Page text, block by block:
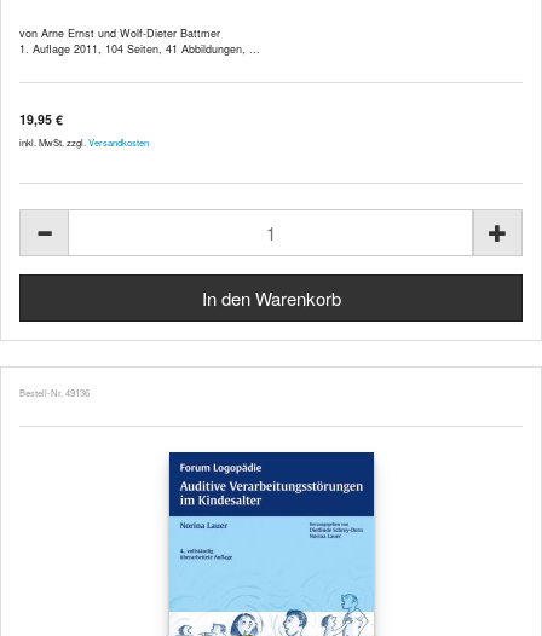
von Arne Ernst und Wolf-Dieter Battmer
1. Auflage 2011, 104 Seiten, 41 Abbildungen, ...
19,95 €
inkl. MwSt. zzgl. Versandkosten
Bestell-Nr. 49136